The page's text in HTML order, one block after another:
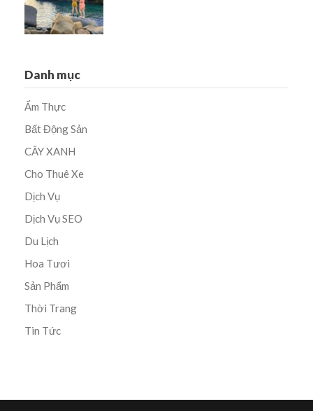
Danh mục
Ẩm Thực
Bất Động Sản
CÂY XANH
Cho Thuê Xe
Dịch Vụ
Dịch Vụ SEO
Du Lịch
Hoa Tươi
Sản Phẩm
Thời Trang
Tin Tức